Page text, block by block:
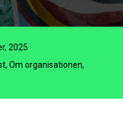
2025
Om organisationen,